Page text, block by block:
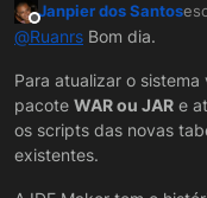
algumas
Eu fiz algumas
além das FRs
banco do
relacionadas a
Offline
Janpier dos Santos
@Ruanrs Bom dia.
Para atualizar o
pacote WAR ou JAR e
os scripts das novas
existentes.